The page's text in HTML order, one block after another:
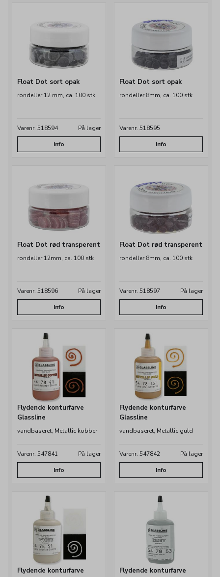
Float Dot sort opak
rondeller 12 mm, ca. 100 stk
Varenr. 518594 På lager
Info
Float Dot sort opak
rondeller 8mm, ca. 100 stk
Varenr. 518595
Info
Float Dot rød transperent
rondeller 12mm, ca. 100 stk
Varenr. 518596 På lager
Info
Float Dot rød transperent
rondeller 8mm, ca. 100 stk
Varenr. 518597 På lager
Info
Flydende konturfarve
Glassline
vandbaseret, Metallic kobber
Varenr. 547841 På lager
Info
Flydende konturfarve
Glassline
vandbaseret, Metallic guld
Varenr. 547842 På lager
Info
Flydende konturfarve
Flydende konturfarve